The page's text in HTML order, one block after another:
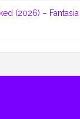
(2026) –